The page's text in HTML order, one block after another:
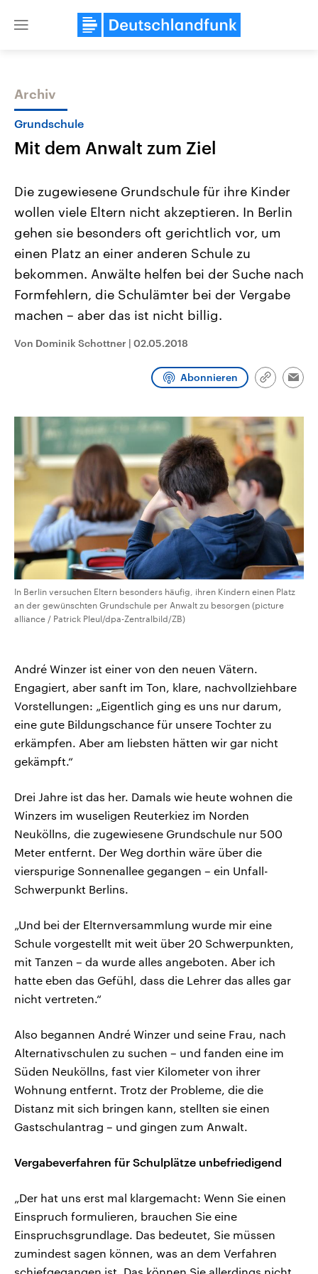
Close
Themen
Landtagswahl Sachsen-Anhalt
2026
Alle Informationen
Sachsen-Anhalt wählt am 6.
September 2026 einen neuen
Landtag. Seit 2021 wird das
Bundesland von einer Koalition aus
Umfragen, Prognosen,
Wahlprogramme, aktuelle Berichte
und Kandidaten der anstehenden
USA
Aktuelle Beiträge,
Hintergründe
Wirtschaftlich und
gehören die Vereinigten
den mächtigsten Ländern
mit großem Einfluss auf
Archiv
Grundschule
Mit dem Anwalt zum Ziel
Die zugewiesene Grundschule für ihre Kinder
wollen viele Eltern nicht akzeptieren. In Berlin
gehen sie besonders oft gerichtlich vor, um
einen Platz an einer anderen Schule zu
bekommen. Anwälte helfen bei der Suche nach
Formfehlern, die Schulämter bei der Vergabe
machen – aber das ist nicht billig.
Von Dominik Schottner | 02.05.2018
Abonnieren
Link
In Berlin versuchen Eltern besonders häufig, ihren Kindern einen Platz
an der gewünschten Grundschule per Anwalt zu besorgen (picture
alliance / Patrick Pleul/dpa-Zentralbild/ZB)
André Winzer ist einer von den neuen Vätern.
Engagiert, aber sanft im Ton, klare, nachvollziehbare
Vorstellungen: „Eigentlich ging es uns nur darum,
eine gute Bildungschance für unsere Tochter zu
erkämpfen. Aber am liebsten hätten wir gar nicht
gekämpft.“
Drei Jahre ist das her. Damals wie heute wohnen die
Winzers im wuseligen Reuterkiez im Norden
Neuköllns, die zugewiesene Grundschule nur 500
Meter entfernt. Der Weg dorthin wäre über die
vierspurige Sonnenallee gegangen – ein Unfall-
Schwerpunkt Berlins.
„Und bei der Elternversammlung wurde mir eine
Schule vorgestellt mit weit über 20 Schwerpunkten,
mit Tanzen – da wurde alles angeboten. Aber ich
hatte eben das Gefühl, dass die Lehrer das alles gar
nicht vertreten.“
Also begannen André Winzer und seine Frau, nach
Alternativschulen zu suchen – und fanden eine im
Süden Neuköllns, fast vier Kilometer von ihrer
Wohnung entfernt. Trotz der Probleme, die die
Distanz mit sich bringen kann, stellten sie einen
Gastschulantrag – und gingen zum Anwalt.
Vergabeverfahren für Schulplätze unbefriedigend
„Der hat uns erst mal klargemacht: Wenn Sie einen
Einspruch formulieren, brauchen Sie eine
Einspruchsgrundlage. Das bedeutet, Sie müssen
zumindest sagen können, was an dem Verfahren